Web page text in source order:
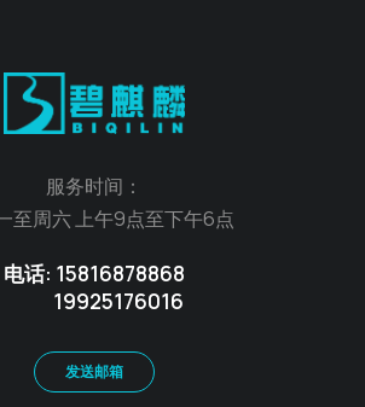
服务时间：
至周六 上午9点至下午6点
电话: 15816878868
19925176016
发送邮箱